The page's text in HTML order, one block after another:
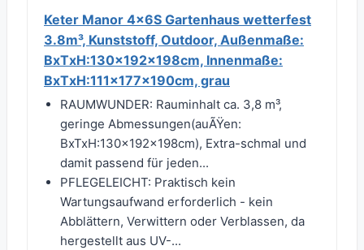
Keter Manor 4x6S Gartenhaus wetterfest
3.8m³, Kunststoff, Outdoor, Außenmaße:
BxTxH:130x192x198cm, Innenmaße:
BxTxH:111x177x190cm, grau
RAUMWUNDER: Rauminhalt ca. 3,8 m³,
geringe Abmessungen(auÃŸen:
BxTxH:130x192x198cm), Extra-schmal und
damit passend für jeden...
PFLEGELEICHT: Praktisch kein
Wartungsaufwand erforderlich - kein
Abblättern, Verwittern oder Verblassen, da
hergestellt aus UV-...